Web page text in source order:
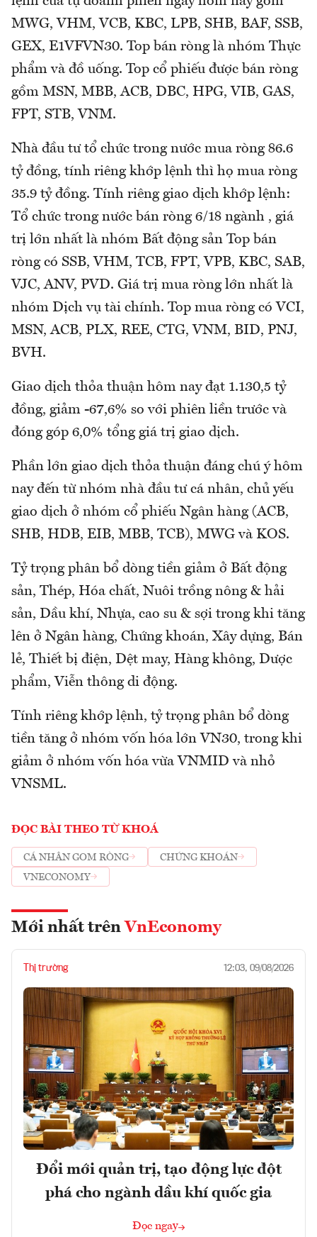
MWG, VHM, VCB, KBC, LPB, SHB, BAF, SSB,
GEX, E1VFVN30. Top bán ròng là nhóm Thực
phẩm và đồ uống. Top cổ phiếu được bán ròng
gồm MSN, MBB, ACB, DBC, HPG, VIB, GAS,
FPT, STB, VNM.
Nhà đầu tư tổ chức trong nước mua ròng 86.6
tỷ đồng, tính riêng khớp lệnh thì họ mua ròng
35.9 tỷ đồng. Tính riêng giao dịch khớp lệnh:
Tổ chức trong nước bán ròng 6/18 ngành , giá
trị lớn nhất là nhóm Bất động sản Top bán
ròng có SSB, VHM, TCB, FPT, VPB, KBC, SAB,
VJC, ANV, PVD. Giá trị mua ròng lớn nhất là
nhóm Dịch vụ tài chính. Top mua ròng có VCI,
MSN, ACB, PLX, REE, CTG, VNM, BID, PNJ,
BVH.
Giao dịch thỏa thuận hôm nay đạt 1.130,5 tỷ
đồng, giảm -67,6% so với phiên liền trước và
đóng góp 6,0% tổng giá trị giao dịch.
Phần lớn giao dịch thỏa thuận đáng chú ý hôm
nay đến từ nhóm nhà đầu tư cá nhân, chủ yếu
giao dịch ở nhóm cổ phiếu Ngân hàng (ACB,
SHB, HDB, EIB, MBB, TCB), MWG và KOS.
Tỷ trọng phân bổ dòng tiền giảm ở Bất động
sản, Thép, Hóa chất, Nuôi trồng nông & hải
sản, Dầu khí, Nhựa, cao su & sợi trong khi tăng
lên ở Ngân hàng, Chứng khoán, Xây dựng, Bán
lẻ, Thiết bị điện, Dệt may, Hàng không, Dược
phẩm, Viễn thông di động.
Tính riêng khớp lệnh, tỷ trọng phân bổ dòng
tiền tăng ở nhóm vốn hóa lớn VN30, trong khi
giảm ở nhóm vốn hóa vừa VNMID và nhỏ
VNSML.
ĐỌC BÀI THEO TỪ KHOÁ
CÁ NHÂN GOM RÒNG
CHỨNG KHOÁN
VNECONOMY
Mới nhất trên VnEconomy
Thị trường 12:03, 09/08/2026
Đổi mới quản trị, tạo động lực đột
phá cho ngành dầu khí quốc gia
Đọc ngay